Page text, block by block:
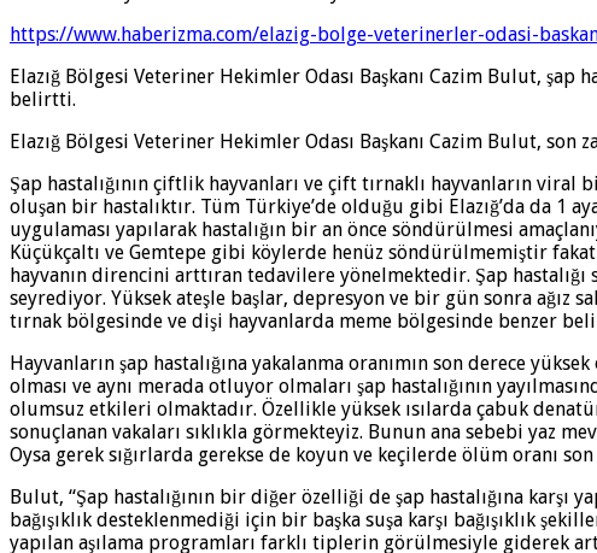
https://www.haberizma.com/elazig-bolge-veterinerler-odasi-
Elazığ Bölgesi Veteriner Hekimler Odası Başkanı Cazim Bulut, şap
belirtti.
Elazığ Bölgesi Veteriner Hekimler Odası Başkanı Cazim Bulut, son
Şap hastalığının çiftlik hayvanları ve çift tırnaklı hayvanların viral
oluşan bir hastalıktır. Tüm Türkiye’de olduğu gibi Elazığ’da da 1
uygulaması yapılarak hastalığın bir an önce söndürülmesi
Küçükçaltı ve Gemtepe gibi köylerde henüz söndürülmemiştir
hayvanın direncini arttıran tedavilere yönelmektedir. Şap
seyrediyor. Yüksek ateşle başlar, depresyon ve bir gün sonra ağız
tırnak bölgesinde ve dişi hayvanlarda meme bölgesinde benzer
Hayvanların şap hastalığına yakalanma oranımın son derece
olması ve aynı merada otluyor olmaları şap hastalığının
olumsuz etkileri olmaktadır. Özellikle yüksek ısılarda çabuk
sonuçlanan vakaları sıklıkla görmekteyiz. Bunun ana sebebi yaz
Oysa gerek sığırlarda gerekse de koyun ve keçilerde ölüm oranı
Bulut, “Şap hastalığının bir diğer özelliği de şap hastalığına
bağışıklık desteklenmediği için bir başka suşa karşı bağışıklık
yapılan aşılama programları farklı tiplerin görülmesiyle giderek